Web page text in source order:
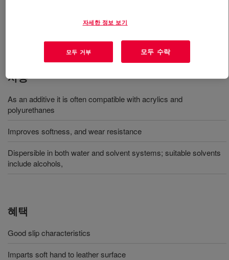
High molecular weight silicone dispersion additive that
improves softness, abrasion resistance, water repellency
of Leather topcoats.
사용
As an additive it is often compatible with acrylics and
polyurethanes
Improves softness, and wear resistance
Dispersible in both water and solvent systems; suitable solvents
include alcohols,
혜택
Good slip characteristics
Imparts soft hand to leather surface
자세한 정보 보기
모두 거부 모두 수락